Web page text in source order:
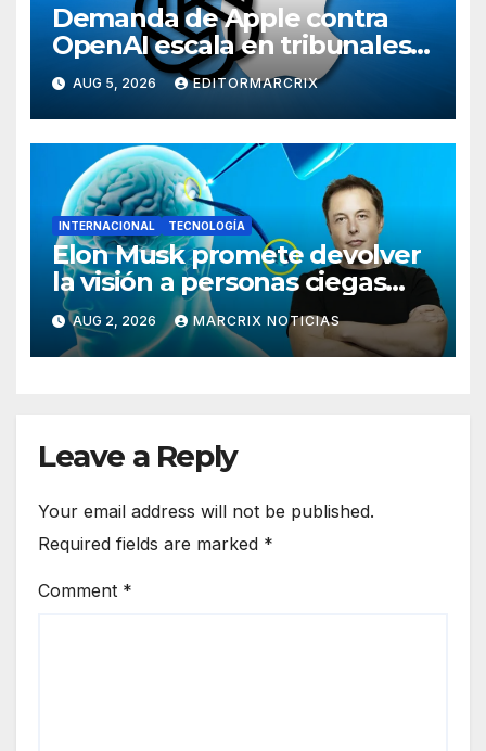
Demanda de Apple contra
OpenAI escala en tribunales
de EU por presunto robo de
secretos comerciales
AUG 5, 2026 EDITORMARCRIX
INTERNACIONAL TECNOLOGÍA
Elon Musk promete devolver
la visión a personas ciegas
con un implante cerebral
AUG 2, 2026 MARCRIX NOTICIAS
Leave a Reply
Your email address will not be published.
Required fields are marked *
Comment *